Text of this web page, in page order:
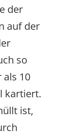
der
auf der
so
als 10
kartiert.
ist,